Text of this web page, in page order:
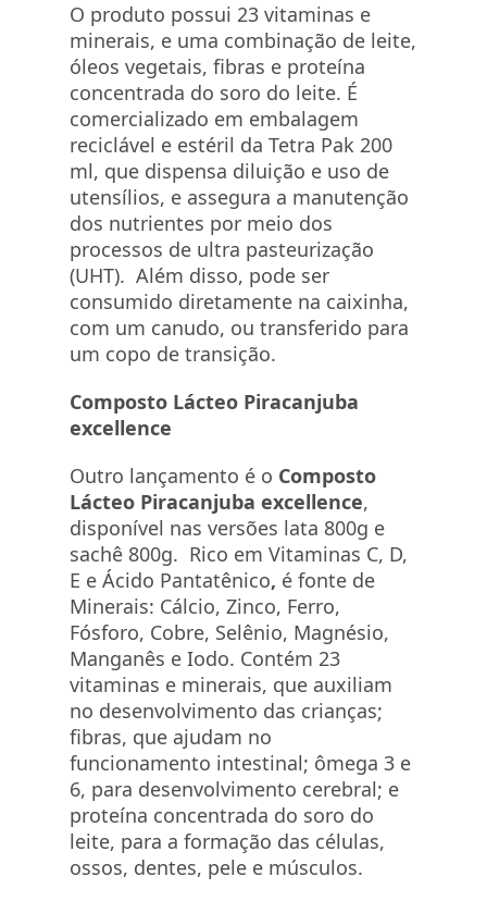
O produto possui 23 vitaminas e
minerais, e uma combinação de leite,
óleos vegetais, fibras e proteína
concentrada do soro do leite. É
comercializado em embalagem
reciclável e estéril da Tetra Pak 200
ml, que dispensa diluição e uso de
utensílios, e assegura a manutenção
dos nutrientes por meio dos
processos de ultra pasteurização
(UHT). Além disso, pode ser
consumido diretamente na caixinha,
com um canudo, ou transferido para
um copo de transição.
Composto Lácteo Piracanjuba
excellence
Outro lançamento é o Composto
Lácteo Piracanjuba excellence,
disponível nas versões lata 800g e
sachê 800g. Rico em Vitaminas C, D,
E e Ácido Pantatênico, é fonte de
Minerais: Cálcio, Zinco, Ferro,
Fósforo, Cobre, Selênio, Magnésio,
Manganês e Iodo. Contém 23
vitaminas e minerais, que auxiliam
no desenvolvimento das crianças;
fibras, que ajudam no
funcionamento intestinal; ômega 3 e
6, para desenvolvimento cerebral; e
proteína concentrada do soro do
leite, para a formação das células,
ossos, dentes, pele e músculos.